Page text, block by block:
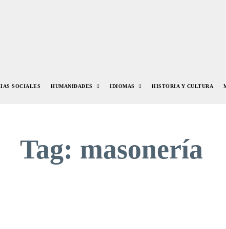
SOCIALES HUMANIDADES IDIOMAS HISTORIA Y CULTURA
Tag: masonería